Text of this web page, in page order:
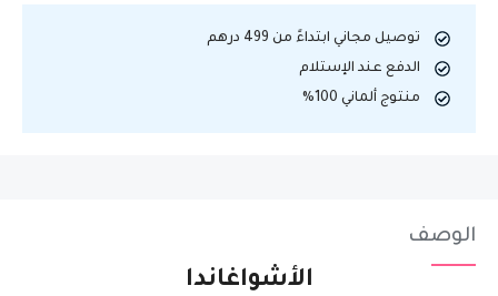
توصيل مجاني ابتداءً من 499 درهم
الدفع عند الإستلام
منتوج ألماني 100%
الوصف
الأشواغاندا